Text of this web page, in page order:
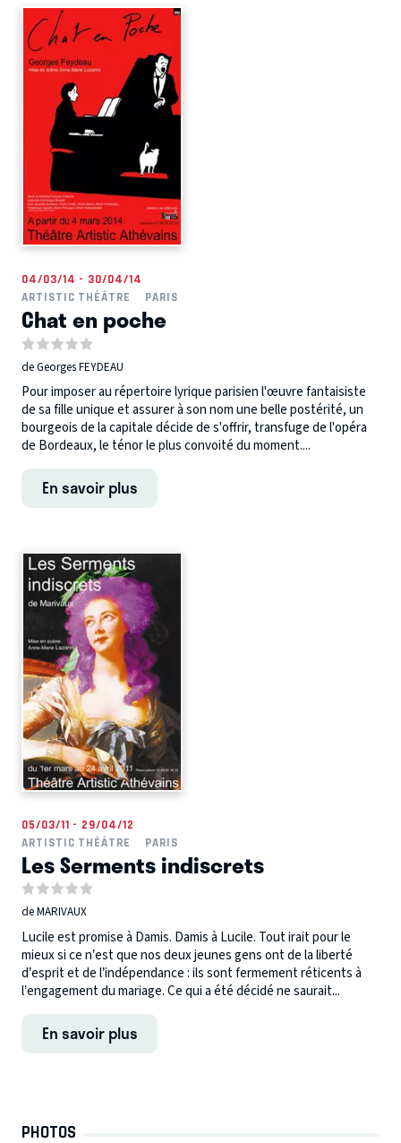
04/03/14 - 30/04/14
ARTISTIC THÉÂTRE
PARIS
Chat en poche
de Georges FEYDEAU
Pour imposer au répertoire lyrique parisien l'œuvre fantaisiste
de sa fille unique et assurer à son nom une belle postérité, un
bourgeois de la capitale décide de s'offrir, transfuge de l'opéra
de Bordeaux, le ténor le plus convoité du moment....
En savoir plus
05/03/11 - 29/04/12
ARTISTIC THÉÂTRE
PARIS
Les Serments indiscrets
de MARIVAUX
Lucile est promise à Damis. Damis à Lucile. Tout irait pour le
mieux si ce n’est que nos deux jeunes gens ont de la liberté
d’esprit et de l’indépendance : ils sont fermement réticents à
l’engagement du mariage. Ce qui a été décidé ne saurait...
En savoir plus
PHOTOS